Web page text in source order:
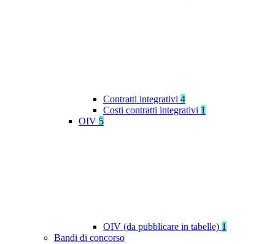
Contratti integrativi 4
Costi contratti integrativi 1
OIV 5
OIV (da pubblicare in tabelle) 1
Bandi di concorso